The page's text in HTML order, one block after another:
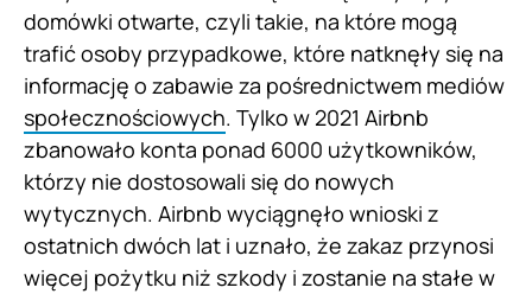
domówki otwarte, czyli takie, na które mogą
trafić osoby przypadkowe, które natknęły się na
informację o zabawie za pośrednictwem mediów
społecznościowych. Tylko w 2021 Airbnb
zbanowało konta ponad 6000 użytkowników,
którzy nie dostosowali się do nowych
wytycznych. Airbnb wyciągnęło wnioski z
ostatnich dwóch lat i uznało, że zakaz przynosi
więcej pożytku niż szkody i zostanie na stałe w